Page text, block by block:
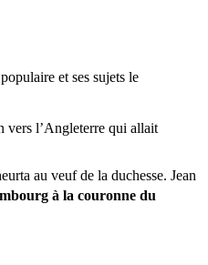
et ses sujets le
vers l’Angleterre qui allait
au veuf de la duchesse. Jean
à la couronne du